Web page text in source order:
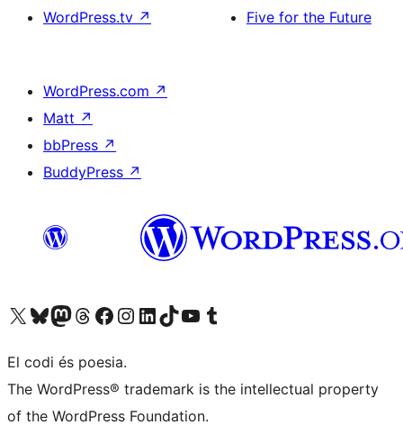
WordPress.tv ↗
Five for the Future
WordPress.com ↗
Matt ↗
bbPress ↗
BuddyPress ↗
Visiteu el nostre compte X (abans Twitter)
Visiteu el nostre compte de Bluesky
Visiteu el nostre compte al Mastodon
Visiteu el nostre compte de Threads
Visiteu la nostra pàgina al Facebook
Visiteu el nostre compte d'Instagram
Visiteu el nostre compte de LinkedIn
Visiteu el nostre compte de TikTok
Visiteu el nostre canal al YouTube
Visiteu el nostre compte de Tumblr
El codi és poesia.
The WordPress® trademark is the intellectual property
of the WordPress Foundation.